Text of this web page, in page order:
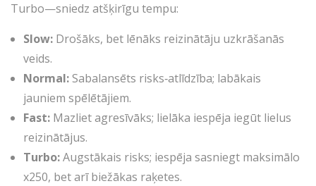
Turbo—sniedz atšķirīgu tempu:
Slow: Drošāks, bet lēnāks reizinātāju uzkrāšanās
veids.
Normal: Sabalansēts risks‑atlīdzība; labākais
jauniem spēlētājiem.
Fast: Mazliet agresīvāks; lielāka iespēja iegūt lielus
reizinātājus.
Turbo:Augstākais risks; iespēja sasniegt maksimālo
x250, bet arī biežākas raķetes.